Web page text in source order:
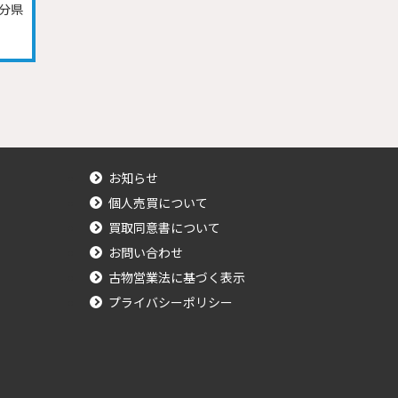
県
お知らせ
個人売買について
買取同意書について
お問い合わせ
古物営業法に基づく表示
プライバシーポリシー